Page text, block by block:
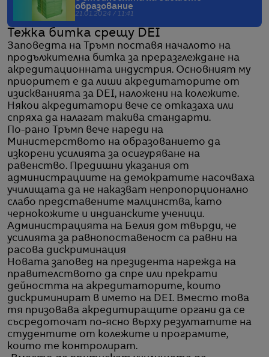
образование
21.01.2024 / 11:41
Тежка битка срещу DEI
Заповедта на Тръмп поставя началото на
продължителна битка за преразглеждане на
акредитационната индустрия. Основният му
приоритет е да лиши акредитаторите от
изискванията за DEI, наложени на колежите.
Някои акредитатори вече се отказаха или
спряха да налагат такива стандарти.
По-рано Тръмп вече нареди на
Министерството на образованието да
изкорени усилията за осигуряване на
равенство. Предишни указания от
администрациите на демократите насочваха
училищата да не наказват непропорционално
слабо представените малцинства, като
чернокожите и индианските ученици.
Администрацията на Белия дом твърди, че
усилията за равнопоставеност са равни на
расова дискриминация
Новата заповед на президента нарежда на
правителството да спре или прекрати
дейността на акредитаторите, които
дискриминират в името на DEI. Вместо това
тя призовава акредитиращите органи да се
съсредоточат по-ясно върху резултатите на
студентите от колежите и програмите,
които те контролират.